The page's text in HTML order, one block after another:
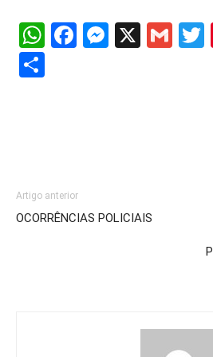
WhatsApp
Facebook
X
Artigo anterior
OCORRÊNCIAS POLICIAIS